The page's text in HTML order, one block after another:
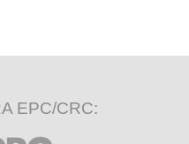
EPC/CRC: